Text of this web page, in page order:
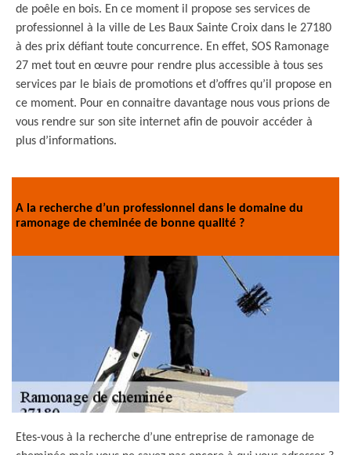
de poêle en bois. En ce moment il propose ses services de
professionnel à la ville de Les Baux Sainte Croix dans le 27180
à des prix défiant toute concurrence. En effet, SOS Ramonage
27 met tout en œuvre pour rendre plus accessible à tous ses
services par le biais de promotions et d’offres qu’il propose en
ce moment. Pour en connaitre davantage nous vous prions de
vous rendre sur son site internet afin de pouvoir accéder à
plus d’informations.
A la recherche d’un professionnel dans le domaine du
ramonage de cheminée de bonne qualité ?
Etes-vous à la recherche d’une entreprise de ramonage de